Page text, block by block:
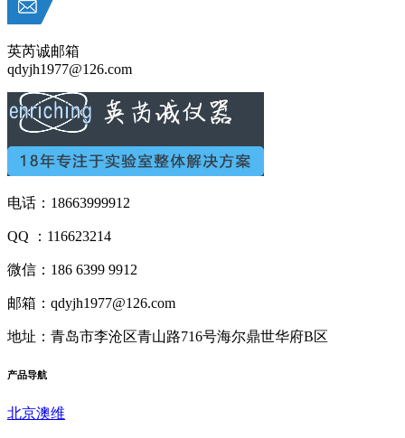
英芮诚邮箱
qdyjh1977@126.com
电话：18663999912
QQ ：116623214
微信：186 6399 9912
邮箱：qdyjh1977@126.com
地址：青岛市李沧区青山路716号海尔鼎世华府B区
产品导航
北京澳维